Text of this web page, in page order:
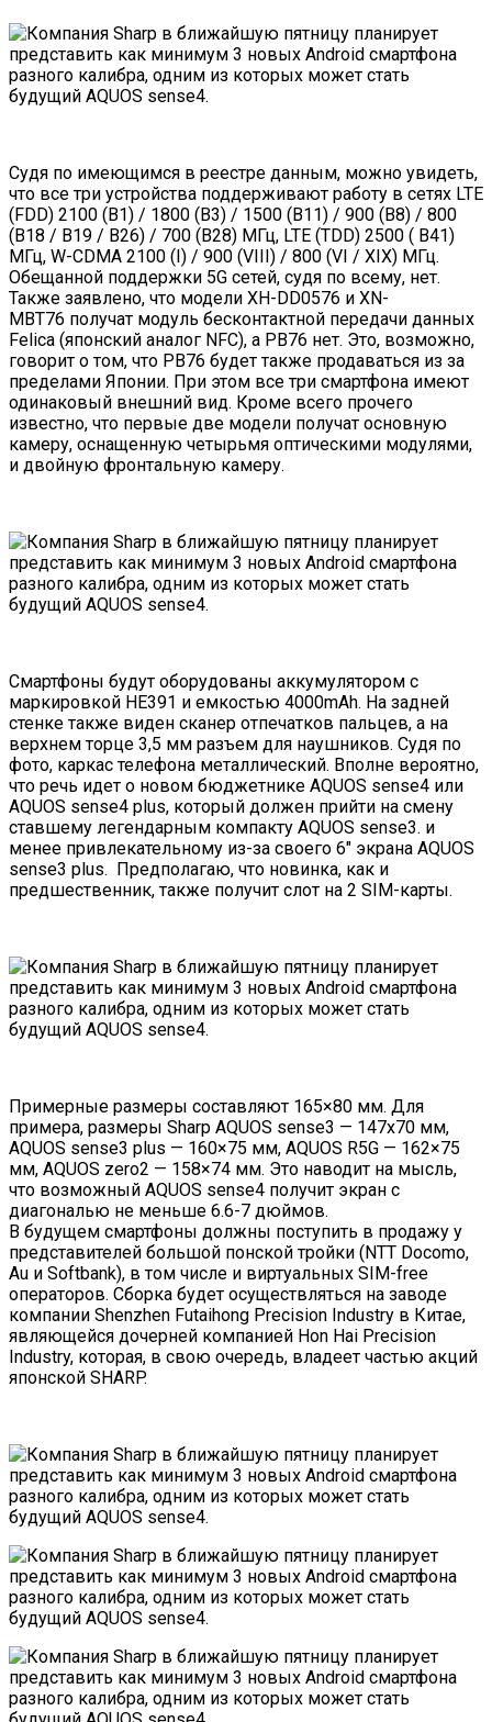
Судя по имеющимся в реестре данным, можно увидеть,
что все три устройства поддерживают работу в сетях LTE
(FDD) 2100 (B1) / 1800 (B3) / 1500 (B11) / 900 (B8) / 800
(B18 / B19 / B26) / 700 (B28) МГц, LTE (TDD) 2500 ( B41)
МГц, W-CDMA 2100 (I) / 900 (VIII) / 800 (VI / XIX) МГц.
Обещанной поддержки 5G сетей, судя по всему, нет.
Также заявлено, что модели XH-DD0576 и XN-
MBT76 получат модуль бесконтактной передачи данных
Felica (японский аналог NFC), а PB76 нет. Это, возможно,
говорит о том, что PB76 будет также продаваться из за
пределами Японии. При этом все три смартфона имеют
одинаковый внешний вид. Кроме всего прочего
известно, что первые две модели получат основную
камеру, оснащенную четырьмя оптическими модулями,
и двойную фронтальную камеру.
Смартфоны будут оборудованы аккумулятором с
маркировкой HE391 и емкостью 4000mAh. На задней
стенке также виден сканер отпечатков пальцев, а на
верхнем торце 3,5 мм разъем для наушников. Судя по
фото, каркас телефона металлический. Вполне вероятно,
что речь идет о новом бюджетнике AQUOS sense4 или
AQUOS sense4 plus, который должен прийти на смену
ставшему легендарным компакту AQUOS sense3. и
менее привлекательному из-за своего 6″ экрана AQUOS
sense3 plus. Предполагаю, что новинка, как и
предшественник, также получит слот на 2 SIM-карты.
Примерные размеры составляют 165×80 мм. Для
примера, размеры Sharp AQUOS sense3 — 147х70 мм,
AQUOS sense3 plus — 160×75 мм, AQUOS R5G — 162×75
мм, AQUOS zero2 — 158×74 мм. Это наводит на мысль,
что возможный AQUOS sense4 получит экран с
диагональю не меньше 6.6-7 дюймов.
В будущем смартфоны должны поступить в продажу у
представителей большой понской тройки (NTT Docomo,
Au и Softbank), в том числе и виртуальных SIM-free
операторов. Сборка будет осуществляться на заводе
компании Shenzhen Futaihong Precision Industry в Китае,
являющейся дочерней компанией Hon Hai Precision
Industry, которая, в свою очередь, владеет частью акций
японской SHARP.